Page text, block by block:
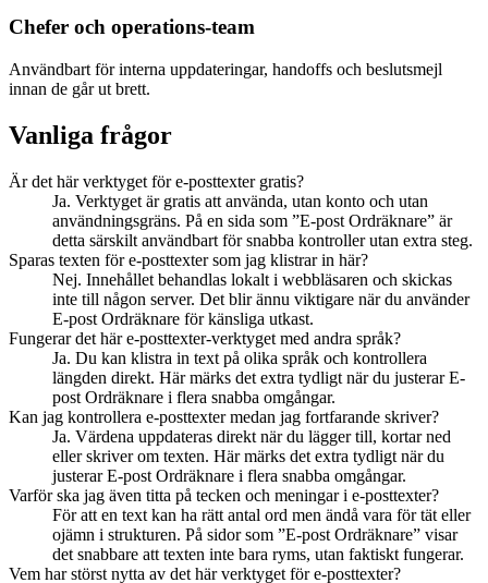
Chefer och operations-team
Användbart för interna uppdateringar, handoffs och beslutsmejl
innan de går ut brett.
Vanliga frågor
Är det här verktyget för e-posttexter gratis?
Ja. Verktyget är gratis att använda, utan konto och utan
användningsgräns. På en sida som ”E-post Ordräknare” är
detta särskilt användbart för snabba kontroller utan extra steg.
Sparas texten för e-posttexter som jag klistrar in här?
Nej. Innehållet behandlas lokalt i webbläsaren och skickas
inte till någon server. Det blir ännu viktigare när du använder
E-post Ordräknare för känsliga utkast.
Fungerar det här e-posttexter-verktyget med andra språk?
Ja. Du kan klistra in text på olika språk och kontrollera
längden direkt. Här märks det extra tydligt när du justerar E-
post Ordräknare i flera snabba omgångar.
Kan jag kontrollera e-posttexter medan jag fortfarande skriver?
Ja. Värdena uppdateras direkt när du lägger till, kortar ned
eller skriver om texten. Här märks det extra tydligt när du
justerar E-post Ordräknare i flera snabba omgångar.
Varför ska jag även titta på tecken och meningar i e-posttexter?
För att en text kan ha rätt antal ord men ändå vara för tät eller
ojämn i strukturen. På sidor som ”E-post Ordräknare” visar
det snabbare att texten inte bara ryms, utan faktiskt fungerar.
Vem har störst nytta av det här verktyget för e-posttexter?